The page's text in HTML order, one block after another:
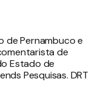
de Pernambuco e
de
Estado de
Pesquisas. DRT